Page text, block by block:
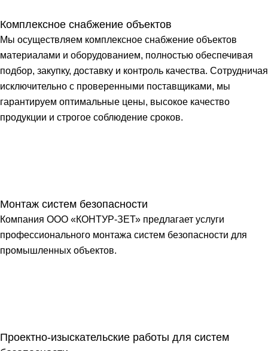
Комплексное снабжение объектов
Мы осуществляем комплексное снабжение объектов
материалами и оборудованием, полностью обеспечивая
подбор, закупку, доставку и контроль качества. Сотрудничая
исключительно с проверенными поставщиками, мы
гарантируем оптимальные цены, высокое качество
продукции и строгое соблюдение сроков.
Монтаж систем безопасности
Компания ООО «КОНТУР-ЗЕТ» предлагает услуги
профессионального монтажа систем безопасности для
промышленных объектов.
Проектно-изыскательские работы для систем